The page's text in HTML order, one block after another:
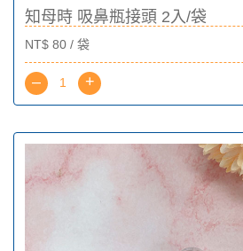
知母時 吸鼻瓶接頭 2入/袋
NT$ 80 / 袋
– +